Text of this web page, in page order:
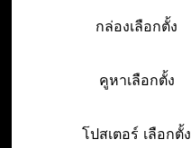
กล่องเลือกตั้ง
คูหาเลือกตั้ง
โปสเตอร์ เลือกตั้ง